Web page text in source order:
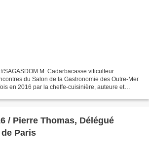
M. Cadarbacasse viticulteur
du Salon de la Gastronomie des Outre-Mer
en 2016 par la cheffe-cuisinière, auteure et
/ Pierre Thomas, Délégué
Paris